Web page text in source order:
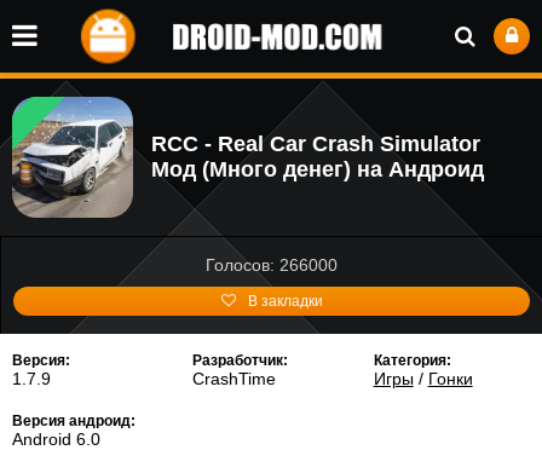
RCC - Real Car Crash Simulator
Мод (Много денег) на Андроид
Голосов: 266000
В закладки
Версия:
1.7.9
Разработчик:
CrashTime
Категория:
Игры/ Гонки
Версия андроид:
Android 6.0